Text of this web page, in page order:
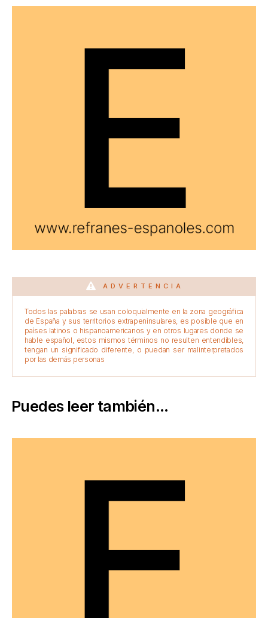
ADVERTENCIA
Todos las palabras se usan coloquialmente en la zona geográfica
de España y sus territorios extrapeninsulares, es posible que en
países latinos o hispanoamericanos y en otros lugares donde se
hable español, estos mismos términos no resulten entendibles,
tengan un significado diferente, o puedan ser malinterpretados
por las demás personas
Puedes leer también...